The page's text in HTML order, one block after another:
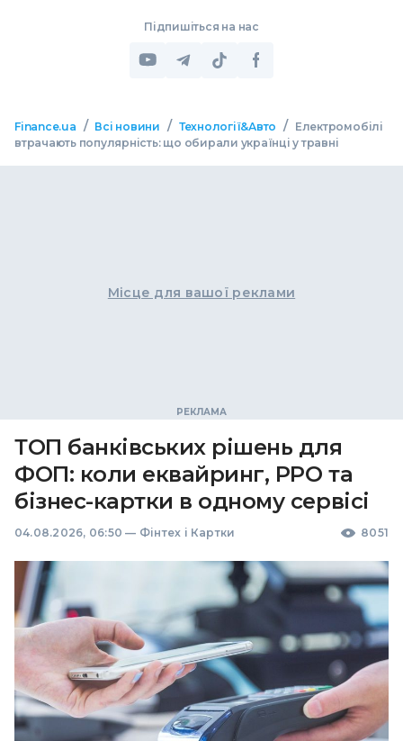
Підпишіться на нас
Finance.ua / Всі новини / Технології&Авто /
Електромобілі
втрачають популярність: що обирали українці у травні
Місце для вашої реклами
ТОП банківських рішень для
ФОП: коли еквайринг, РРО та
бізнес-картки в одному сервісі
04.08.2026, 06:50 — Фінтех і Картки 8051